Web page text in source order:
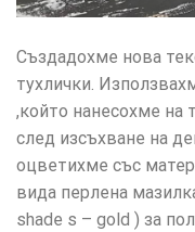
Създадохме нова
тухлички.
,който нанесохме на
след изсъхване на
оцветихме със
вида перлена
shade s – gold ) за